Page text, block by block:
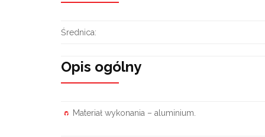
Średnica:
Opis ogólny
Materiał wykonania – aluminium.